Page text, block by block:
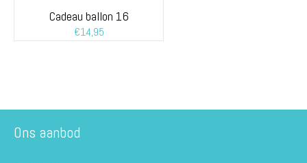
Cadeau ballon 16
€14,95
Ons aanbod